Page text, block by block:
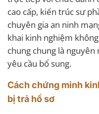
cao cấp, kiến trúc sư
chuyên gia an ninh
khai kinh nghiệm
chung chung là
yêu cầu bổ sung.
Cách chứng minh
bị trả hồ sơ